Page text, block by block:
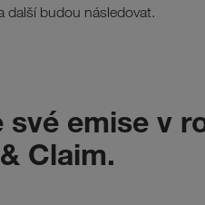
další budou následovat.
své emise v
Claim.